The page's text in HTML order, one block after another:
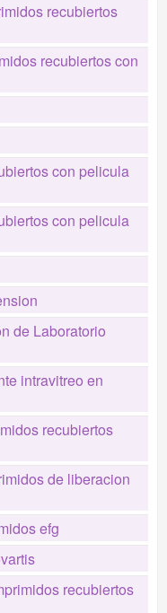
recubiertos
recubiertos con
con pelicula
con pelicula
de Laboratorio
intravitreo en
recubiertos
de liberacion
efg
recubiertos